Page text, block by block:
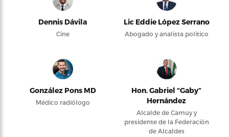
Dennis Dávila
Cine
Lic Eddie López Serrano
Abogado y analista político
González Pons MD
Médico radiólogo
Hon. Gabriel “Gaby”
Hernández
Alcalde de Camuy y
presidente de la Federación
de Alcaldes